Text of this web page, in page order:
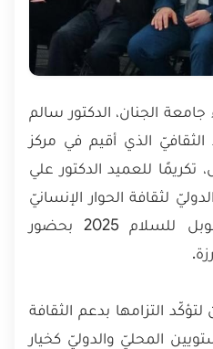
الجنان، الدكتور سالم
الذي أقيم في مركز
للعميد الدكتور علي
لثقافة الحوار الإنسانيّ
2015 والمرشح لجائزة نوبل للسلام 2025 بحضور
التزامها بدعم الثقافة
المحليّ والدوليّ كخيار